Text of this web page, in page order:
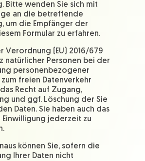
Bitte wenden Sie sich mit
an die betreffende
um die Empfänger der
Formular zu erfahren.
Verordnung (EU) 2016/679
natürlicher Personen bei der
personenbezogener
zum freien Datenverkehr
Recht auf Zugang,
und ggf. Löschung der Sie
Daten. Sie haben auch das
Einwilligung jederzeit zu
können Sie, sofern die
Ihrer Daten nicht